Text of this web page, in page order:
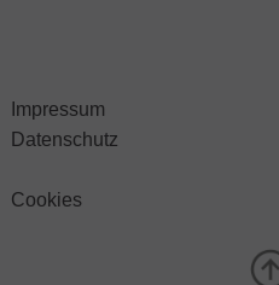
Impressum
Datenschutz
Cookies